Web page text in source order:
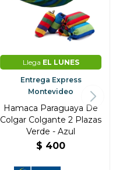
Llega EL LUNES
Entrega Express
Montevideo
Hamaca Paraguaya De
Colgar Colgante 2 Plazas
Verde - Azul
$ 400